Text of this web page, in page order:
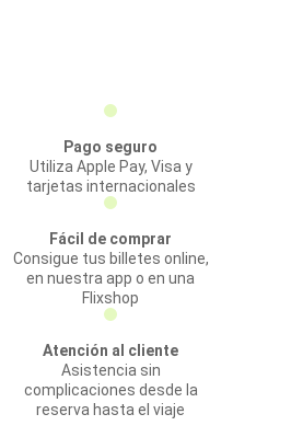
Pago seguro
Utiliza Apple Pay, Visa y
tarjetas internacionales
Fácil de comprar
Consigue tus billetes online,
en nuestra app o en una
Flixshop
Atención al cliente
Asistencia sin
complicaciones desde la
reserva hasta el viaje